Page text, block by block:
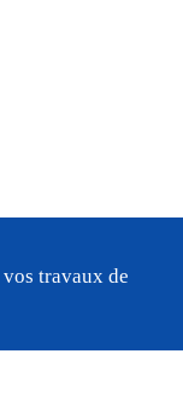
vos travaux de